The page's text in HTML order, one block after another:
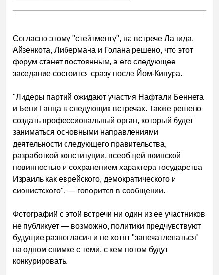
Согласно этому "стейтменту", на встрече Лапида,
Айзенкота, Либермана и Голана решено, что этот
форум станет постоянным, а его следующее
заседание состоится сразу после Йом-Кипура.
"Лидеры партий ожидают участия Нафтали Беннета
и Бени Ганца в следующих встречах. Также решено
создать профессиональный орган, который будет
заниматься основными направлениями
деятельности следующего правительства,
разработкой конституции, всеобщей воинской
повинностью и сохранением характера государства
Израиль как еврейского, демократического и
сионистского", — говорится в сообщении.
Фотографий с этой встречи ни один из ее участников
не публикует — возможно, политики предчувствуют
будущие разногласия и не хотят "запечатлеваться"
на одном снимке с теми, с кем потом будут
конкурировать.